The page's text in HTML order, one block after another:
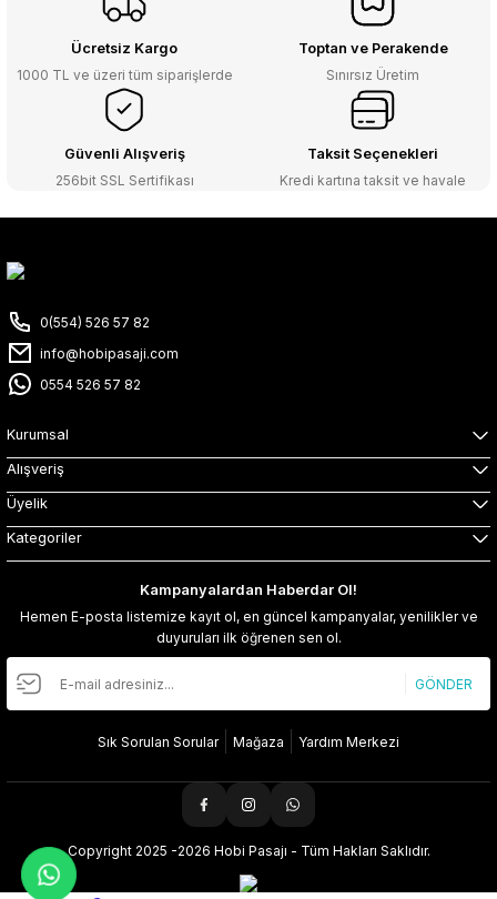
Ücretsiz Kargo
1000 TL ve üzeri tüm siparişlerde
Toptan ve Perakende
Sınırsız Üretim
Güvenli Alışveriş
256bit SSL Sertifikası
Taksit Seçenekleri
Kredi kartına taksit ve havale
0(554) 526 57 82
info@hobipasaji.com
0554 526 57 82
Kurumsal
Alışveriş
Üyelik
Kategoriler
Kampanyalardan Haberdar Ol!
Hemen E-posta listemize kayıt ol, en güncel kampanyalar, yenilikler ve
duyuruları ilk öğrenen sen ol.
GÖNDER
Sık Sorulan Sorular Mağaza Yardım Merkezi
Copyright 2025 -2026 Hobi Pasajı - Tüm Hakları Saklıdır.